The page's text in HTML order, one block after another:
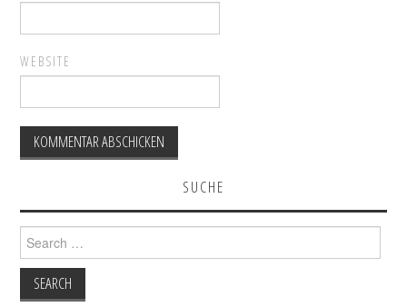
WEBSITE
SUCHE
Search for: